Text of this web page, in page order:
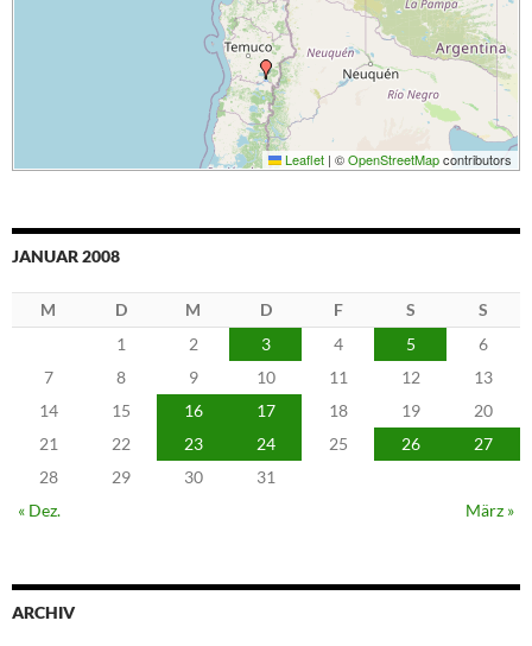
Leaflet | ©OpenStreetMapcontributors
JANUAR 2008
M D M D F S
S
1
2 3 4 5
6
7
8 9 10 11 12
13
14
15 16 17 18 19
20
21
22 23 24 25 26
27
28
29 30
31
« Dez.
März »
ARCHIV